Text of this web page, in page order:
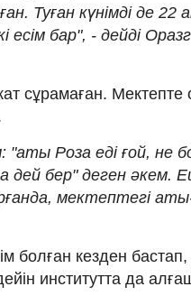
Туған күнімді де 22
есім бар", - дейді
сұрамаған. Мектепте
Роза еді ғой, не
дей бер" деген әкем.
мектептегі
болған кезден
институтта да